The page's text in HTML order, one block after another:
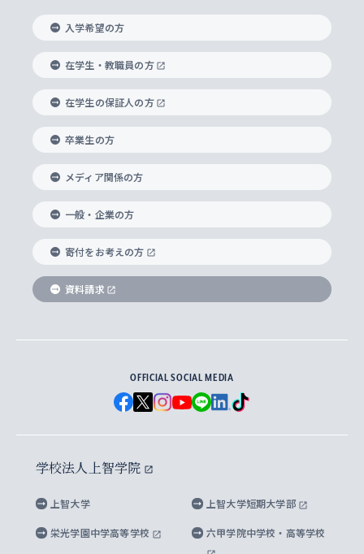
経済学部
外国語学部
総合グローバル学部
国際教養学部
理工学部
Futures） – 持続可能な未来を考える６学科連携
キリスト教人間学
身体知
思考と表現
データサイエンス
言語教育研究センター
上智大学のグローバル教育
グローバル教育センター
上智大学で学ぶ
海外で学ぶ
学びのサポート
大学院
神学研究科
実践宗教学研究科
総合人間科学研究科
経済学研究科
グローバル・スタディーズ研究科
助産学専攻科
生涯学習
国際言語情報研究所
グローバル・コンサーン研究所
比較文化研究所
ヨーロッパ研究所
アジア文化研究所
アメリカ・カナダ研究所
メディア・ジャーナリズム研究所
水稀少社会研究センター
先進機械・構造材料イノベーションセンター
知的財産
研究支援制度
重点領域研究・自由課題研究
研究活動に関する法令・研究費の使用について
課外教育プログラム
ボランティア活動
グローバルな学びのコミュニティ
学生の相談窓口
心身の健康相談
ハラスメント防止の取り組み
障がいのある学生への支援
キャリア形成サポート
キャリア形成支援プログラム
就職（内定先）・進路統計
企業の採用ご担当者様へのご案内
住まいのサポート
入れの方針）
科目等履修生
研究生・外国人特別研究生・国費留学生
交換留学生(海外大学から上智大学で学ぶ)
ノンディグリー生
Sophia Short-term Program受講生
学費・奨学金
学部入学前に出願する奨学金
国による高等教育の修学支援新制度
大学院生対象の奨学金
海外留学する際の費用と奨学金
理事長・学長メッセージ
学長・副学長紹介
上智大学の精神
上智大学の理念
上智大学の沿革
ソフィア・アーカイブズ
上智大学とカトリック
グローバルエンゲージメント
上智大学を訪れた世界の知性
国連Weeks・アフリカWeeks
ダイバーシティ＆サステナビリティへの取り組み
上智大学公式ソーシャルメディア
学校法人上智学院について
数字で見る上智大学
上智大学のネットワーク
父母・保証人とのネットワーク
学外とのネットワーク
上智大学の出版物
上智大学大学案内・大学院案内
英文広報誌 SOPHIA magazine
上智大学のビジュアル・アイデンティティ
上智大学ビジュアル・アイデンティティ
上智大学校歌 ・上智大学学生歌
上智大学への取材・キャンパスでの撮影について
上智大学の公開情報
上智大学の教育研究活動等の情報公表
キャンパス案内
入学希望の方
在学生・教職員の方
在学生の保証人の方
卒業生の方
メディア関係の方
一般・企業の方
寄付をお考えの方
資料請求
OFFICIAL SOCIAL MEDIA
学校法人上智学院
上智大学 上智大学短期大学部
栄光学園中学高等学校 六甲学院中学校・高等学校